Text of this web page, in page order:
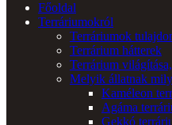
Főoldal
Terráriumokról
Terráriumok
Terrárium hátterek
Terrárium
Melyik állatnak
Kaméleon
Agáma
Gekkó